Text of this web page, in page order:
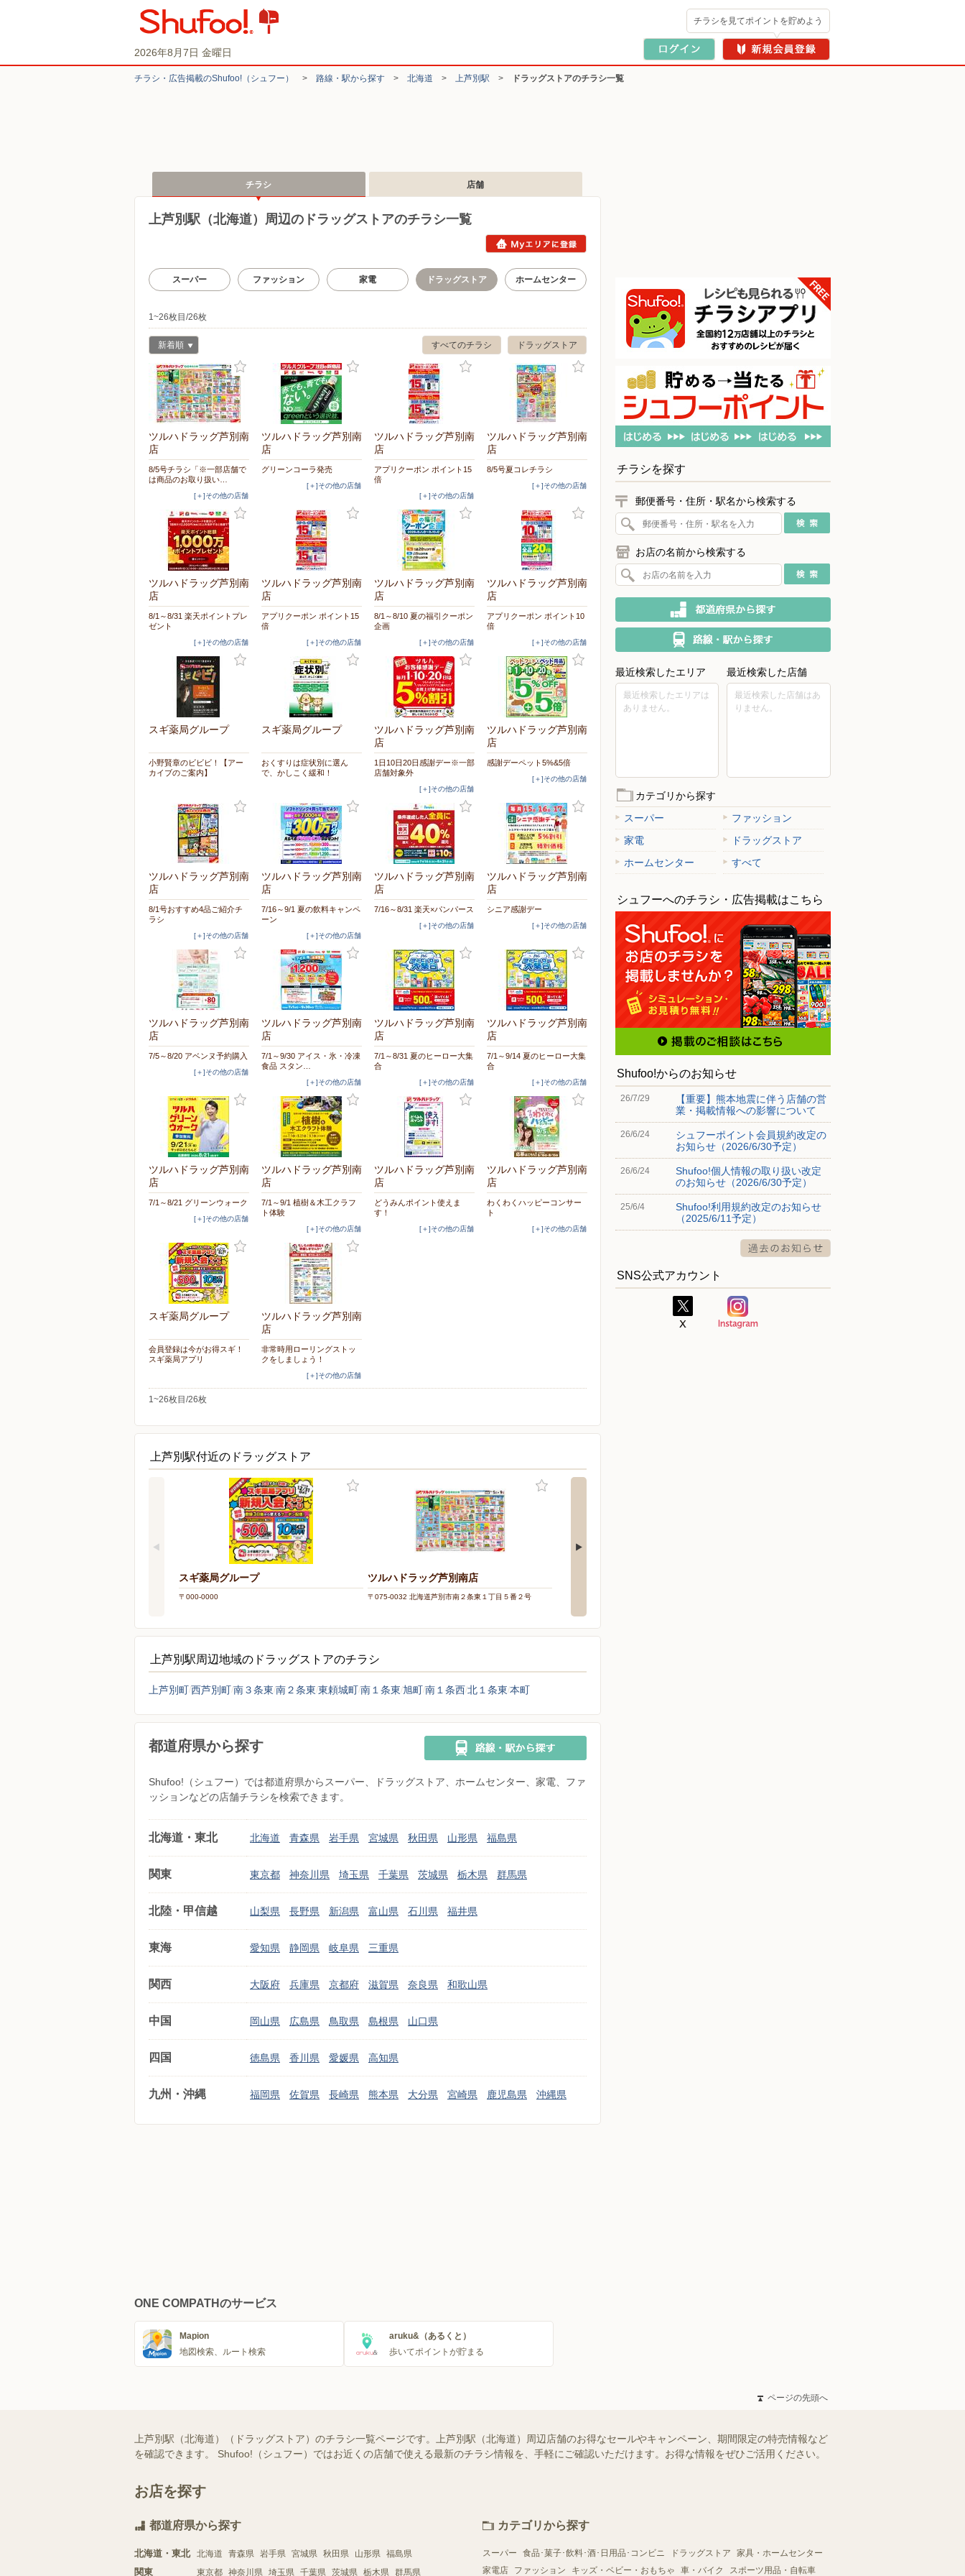
2026年8月7日 金曜日
チラシを見てポイントを貯めよう
チラシ・​広告掲載の​Shufoo!​（シュフー） > 路線・駅から探す > 北海道 > 上芦別駅 > ドラッグストアのチラシ一覧
チラシ 店舗
上芦別駅（北海道）周辺のドラッグストアのチラシ一覧
スーパー ファッション 家電 ドラッグストア ホームセンター
1~26枚目/26枚
ドラッグストア
すべてのチラシ
新着順
ツルハドラッグ芦別南
店
8/5号チラシ「※一部店舗で
は商品のお取り扱い…
[＋]その他の店舗
ツルハドラッグ芦別南
店
グリーンコーラ発売
[＋]その他の店舗
ツルハドラッグ芦別南
店
アプリクーポン ポイント15
倍
[＋]その他の店舗
ツルハドラッグ芦別南
店
8/5号夏コレチラシ
[＋]その他の店舗
ツルハドラッグ芦別南
店
8/1～8/31 楽天ポイントプレ
ゼント
[＋]その他の店舗
ツルハドラッグ芦別南
店
アプリクーポン ポイント15
倍
[＋]その他の店舗
ツルハドラッグ芦別南
店
8/1～8/10 夏の福引クーポン
企画
[＋]その他の店舗
ツルハドラッグ芦別南
店
アプリクーポン ポイント10
倍
[＋]その他の店舗
スギ薬局グループ
小野賢章のビビビ！【アー
カイブのご案内】
スギ薬局グループ
おくすりは症状別に選ん
で、かしこく緩和！
ツルハドラッグ芦別南
店
1日10日20日感謝デー※一部
店舗対象外
[＋]その他の店舗
ツルハドラッグ芦別南
店
感謝デーペット5%&5倍
[＋]その他の店舗
ツルハドラッグ芦別南
店
8/1号おすすめ4品ご紹介チ
ラシ
[＋]その他の店舗
ツルハドラッグ芦別南
店
7/16～9/1 夏の飲料キャンペ
ーン
[＋]その他の店舗
ツルハドラッグ芦別南
店
7/16～8/31 楽天×パンパース
[＋]その他の店舗
ツルハドラッグ芦別南
店
シニア感謝デー
[＋]その他の店舗
ツルハドラッグ芦別南
店
7/5～8/20 アベンヌ予約購入
[＋]その他の店舗
ツルハドラッグ芦別南
店
7/1～9/30 アイス・氷・冷凍
食品 スタン…
[＋]その他の店舗
ツルハドラッグ芦別南
店
7/1～8/31 夏のヒーロー大集
合
[＋]その他の店舗
ツルハドラッグ芦別南
店
7/1～9/14 夏のヒーロー大集
合
[＋]その他の店舗
ツルハドラッグ芦別南
店
7/1～8/21 グリーンウォーク
[＋]その他の店舗
ツルハドラッグ芦別南
店
7/1～9/1 植樹＆木工クラフ
ト体験
[＋]その他の店舗
ツルハドラッグ芦別南
店
どうみんポイント使えま
す！
[＋]その他の店舗
ツルハドラッグ芦別南
店
わくわくハッピーコンサー
ト
[＋]その他の店舗
スギ薬局グループ
会員登録は今がお得スギ！
スギ薬局アプリ
ツルハドラッグ芦別南
店
非常時用ローリングストッ
クをしましょう！
[＋]その他の店舗
1~26枚目/26枚
上芦別駅付近のドラッグストア
スギ薬局グループ
〒000-0000
ツルハドラッグ芦別南店
〒075-0032 北海道芦別市南２条東１丁目５番２号
上芦別駅周辺地域のドラッグストアのチラシ
上芦別町西芦別町南３条東 南２条東 東頼城町南１条東 旭町南１条西北１条東 本町
都道府県から探す
Shufoo!（シュフー）では都道府県からスーパー、ドラッグストア、ホームセンター、家電、ファ
ッションなどの店舗チラシを検索できます。
北海道・東北 北海道 青森県 岩手県 宮城県 秋田県 山形県 福島県
関東 東京都 神奈川県 埼玉県 千葉県 茨城県 栃木県 群馬県
北陸・甲信越 山梨県 長野県 新潟県 富山県 石川県 福井県
東海 愛知県 静岡県 岐阜県 三重県
関西 大阪府 兵庫県 京都府 滋賀県 奈良県 和歌山県
中国 岡山県 広島県 鳥取県 島根県 山口県
四国 徳島県 香川県 愛媛県 高知県
九州・沖縄 福岡県 佐賀県 長崎県 熊本県 大分県 宮崎県 鹿児島県 沖縄県
チラシを探す
郵便番号・住所・駅名から検索する
お店の名前から検索する
最近検索したエリア
最近検索したエリアは
ありません。
最近検索した店舗
最近検索した店舗はあ
りません。
カテゴリから探す
スーパー
ファッション
家電
ドラッグストア
ホームセンター
すべて
シュフーへのチラシ・広告掲載はこちら
Shufoo!からのお知らせ
26/7/29
【重要】熊本地震に伴う店舗の営
業・掲載情報への影響について
26/6/24
シュフーポイント会員規約改定の
お知らせ（2026/6/30予定）
26/6/24
Shufoo!個人情報の取り扱い改定
のお知らせ（2026/6/30予定）
25/6/4
Shufoo!利用規約改定のお知らせ
（2025/6/11予定）
SNS公式アカウント
ONE COMPATHのサービス
Mapion
地図検索、ルート検索
aruku&（あるくと）
歩いてポイントが貯まる
ページの先頭へ
上芦別駅（北海道）（ドラッグストア）のチラシ一覧ページです。上芦別駅（北海道）周辺店舗のお得なセールやキャンペーン、期間限定の特売情報など
を確認できます。 Shufoo!（シュフー）ではお近くの店舗で使える最新のチラシ情報を、手軽にご確認いただけます。お得な情報をぜひご活用ください。
お店を探す
都道府県から探す
北海道・東北 北海道 青森県 岩手県 宮城県 秋田県 山形県 福島県
関東 東京都 神奈川県 埼玉県 千葉県 茨城県 栃木県 群馬県
カテゴリから探す
スーパー 食品･菓子･飲料･酒･日用品･コンビニ ドラッグストア
家具・ホームセンター
家電店
ファッション キッズ・ベビー・おもちゃ 車・バイク スポーツ用品・自転車